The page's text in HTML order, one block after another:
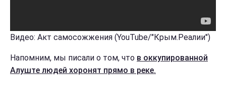
Видео: Акт самосожжения (YouTube/"Крым.Реалии")
Напомним, мы писали о том, что в оккупированной
Алуште людей хоронят прямо в реке.